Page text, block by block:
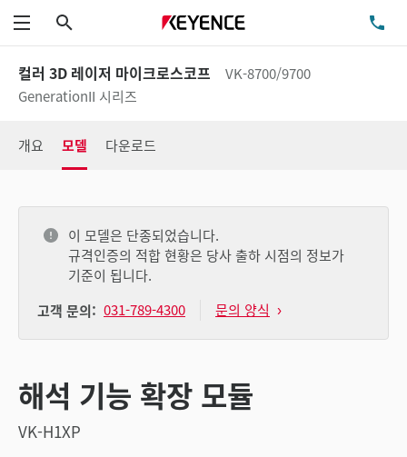
메뉴
컬러 3D 레이저 마이크로스코프
VK-8700/9700
GenerationII 시리즈
개요 모델 다운로드
이 모델은 단종되었습니다.
규격인증의 적합 현황은 당사 출하 시점의 정보가
기준이 됩니다.
고객 문의: 031-789-4300 문의 양식
해석 기능 확장 모듈
VK-H1XP